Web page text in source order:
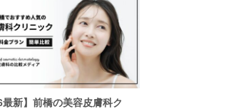
最新】前橋の美容皮膚科ク